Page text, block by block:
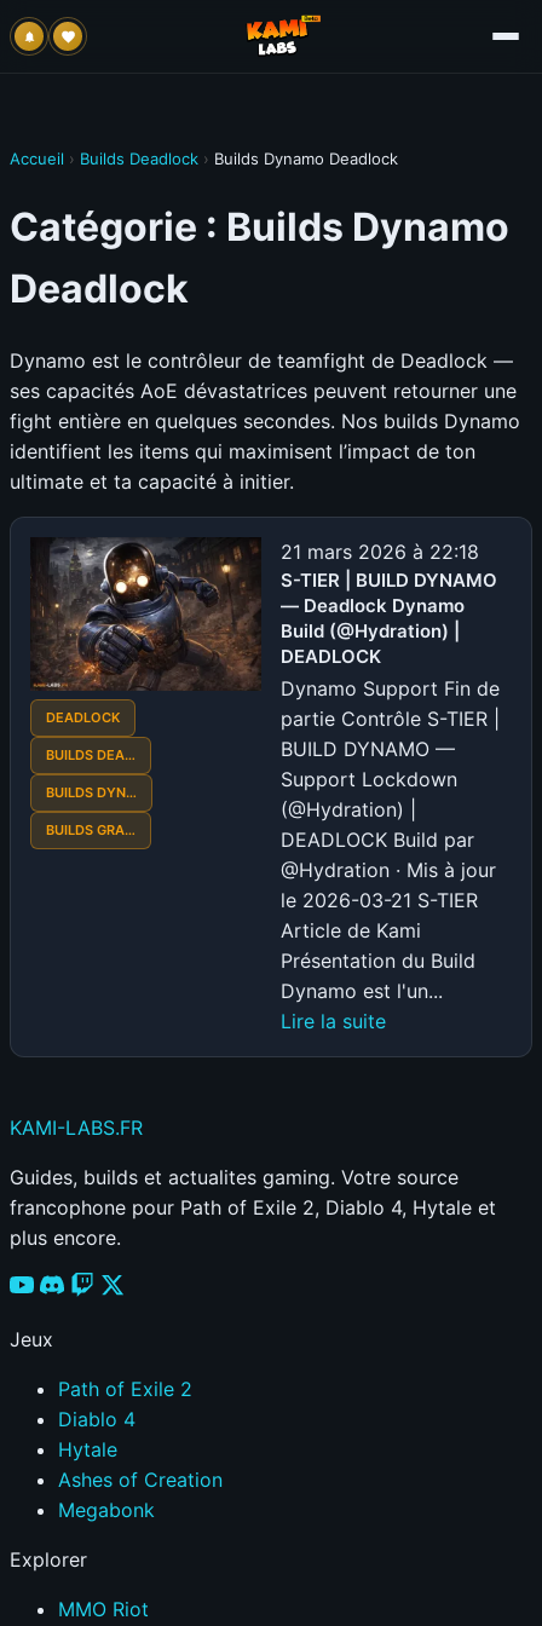
Accueil › Builds Deadlock › Builds Dynamo Deadlock
Catégorie : Builds Dynamo
Deadlock
Dynamo est le contrôleur de teamfight de Deadlock —
ses capacités AoE dévastatrices peuvent retourner une
fight entière en quelques secondes. Nos builds Dynamo
identifient les items qui maximisent l’impact de ton
ultimate et ta capacité à initier.
DEADLOCK
BUILDS DEA…
BUILDS DYN…
BUILDS GRA…
21 mars 2026 à 22:18
S-TIER | BUILD DYNAMO
— Deadlock Dynamo
Build (@Hydration) |
DEADLOCK
Dynamo Support Fin de
partie Contrôle S-TIER |
BUILD DYNAMO —
Support Lockdown
(@Hydration) |
DEADLOCK Build par
@Hydration · Mis à jour
le 2026-03-21 S-TIER
Article de Kami
Présentation du Build
Dynamo est l'un...
Lire la suite:
DYNAMO
—
KAMI-LABS.FR
Guides, builds et actualites gaming. Votre source
francophone pour Path of Exile 2, Diablo 4, Hytale et
plus encore.
Jeux
Path of Exile 2
Diablo 4
Hytale
Ashes of Creation
Megabonk
Explorer
MMO Riot